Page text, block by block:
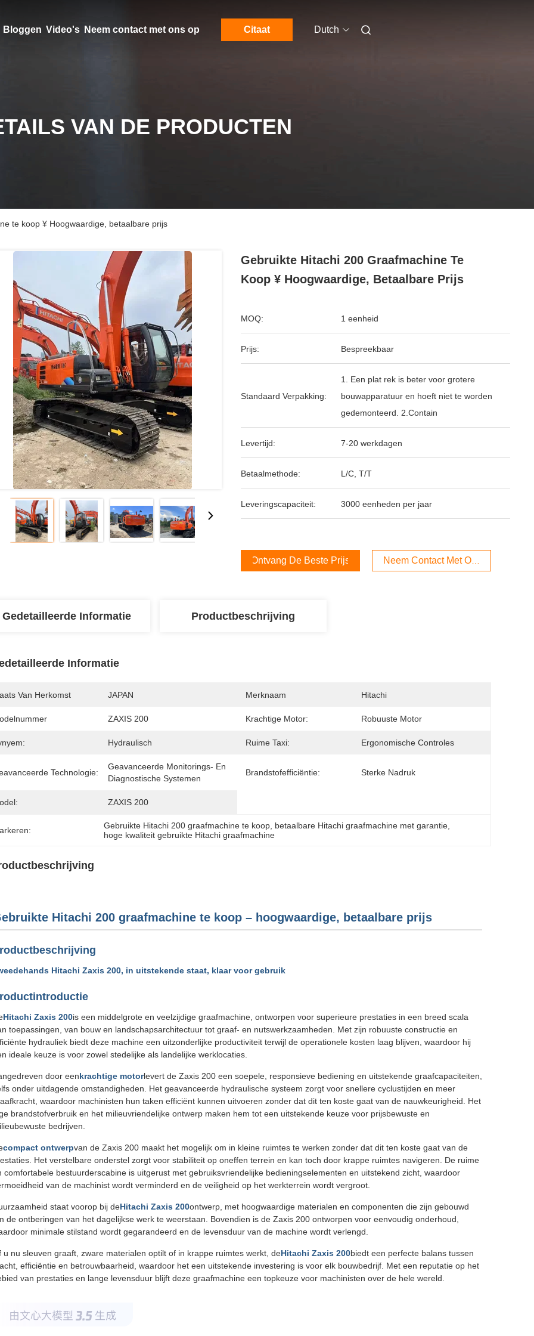
Bloggen Video's Neem contact met ons op Citaat Dutch
VAN DE PRODUCTEN
te koop ¥ Hoogwaardige, betaalbare prijs
Gebruikte Hitachi 200 Graafmachine Te
Koop ¥ Hoogwaardige, Betaalbare Prijs
MOQ: 1 eenheid
Prijs: Bespreekbaar
Standaard Verpakking:
1. Een plat rek is beter voor grotere
bouwapparatuur en hoeft niet te worden
gedemonteerd. 2.Contain
Levertijd: 7-20 werkdagen
Betaalmethode: L/C, T/T
Leveringscapaciteit: 3000 eenheden per jaar
Ontvang De Beste Prijs Neem Contact Met Ons Op
Gedetailleerde Informatie Productbeschrijving
Informatie
Van Herkomst JAPAN Merknaam Hitachi
ZAXIS 200 Krachtige Motor: Robuuste Motor
Hydraulisch Ruime Taxi: Ergonomische Controles
Technologie:
Geavanceerde Monitorings- En
Diagnostische Systemen
Brandstofefficiëntie: Sterke Nadruk
ZAXIS 200
Gebruikte Hitachi 200 graafmachine te koop betaalbare Hitachi graafmachine met garantie
hoge kwaliteit gebruikte Hitachi graafmachine
Hitachi 200 graafmachine te koop – hoogwaardige, betaalbare prijs
Hitachi Zaxis 200, in uitstekende staat, klaar voor gebruik
Hitachi Zaxis 200is een middelgrote en veelzijdige graafmachine, ontworpen voor superieure prestaties in een breed scala
toepassingen, van bouw en landschapsarchitectuur tot graaf- en nutswerkzaamheden. Met zijn robuuste constructie en
hydrauliek biedt deze machine een uitzonderlijke productiviteit terwijl de operationele kosten laag blijven, waardoor hij
ideale keuze is voor zowel stedelijke als landelijke werklocaties.
door eenkrachtige motorlevert de Zaxis 200 een soepele, responsieve bediening en uitstekende graafcapaciteiten,
onder uitdagende omstandigheden. Het geavanceerde hydraulische systeem zorgt voor snellere cyclustijden en meer
waardoor machinisten hun taken efficiënt kunnen uitvoeren zonder dat dit ten koste gaat van de nauwkeurigheid. Het
brandstofverbruik en het milieuvriendelijke ontwerp maken hem tot een uitstekende keuze voor prijsbewuste en
bedrijven.
compact ontwerpvan de Zaxis 200 maakt het mogelijk om in kleine ruimtes te werken zonder dat dit ten koste gaat van de
Het verstelbare onderstel zorgt voor stabiliteit op oneffen terrein en kan toch door krappe ruimtes navigeren. De ruime
comfortabele bestuurderscabine is uitgerust met gebruiksvriendelijke bedieningselementen en uitstekend zicht, waardoor
van de machinist wordt verminderd en de veiligheid op het werkterrein wordt vergroot.
staat voorop bij deHitachi Zaxis 200ontwerp, met hoogwaardige materialen en componenten die zijn gebouwd
de ontberingen van het dagelijkse werk te weerstaan. Bovendien is de Zaxis 200 ontworpen voor eenvoudig onderhoud,
minimale stilstand wordt gegarandeerd en de levensduur van de machine wordt verlengd.
u nu sleuven graaft, zware materialen optilt of in krappe ruimtes werkt, deHitachi Zaxis 200biedt een perfecte balans tussen
efficiëntie en betrouwbaarheid, waardoor het een uitstekende investering is voor elk bouwbedrijf. Met een reputatie op het
van prestaties en lange levensduur blijft deze graafmachine een topkeuze voor machinisten over de hele wereld.